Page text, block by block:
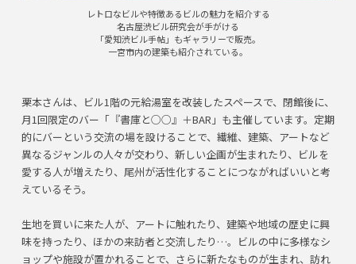
レトロなビルや特徴あるビルの魅力を紹介する
名古屋渋ビル研究会が手がける
「愛知渋ビル手帖」もギャラリーで販売。
一宮市内の建築も紹介されている。
栗本さんは、ビル1階の元給湯室を改装したスペースで、閉館後に、
月1回限定のバー「『書庫と○○』＋BAR」も主催しています。定期
的にバーという交流の場を設けることで、繊維、建築、アートなど
異なるジャンルの人々が交わり、新しい企画が生まれたり、ビルを
愛する人が増えたり、尾州が活性化することにつながればいいと考
えているそう。
生地を買いに来た人が、アートに触れたり、建築や地域の歴史に興
味を持ったり、ほかの来訪者と交流したり…。ビルの中に多様なシ
ョップや施設が置かれることで、さらに新たなものが生まれ、訪れ